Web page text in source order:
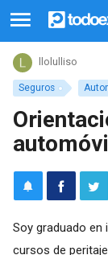
Seguros
llolulliso
Soy graduado en
cursos de